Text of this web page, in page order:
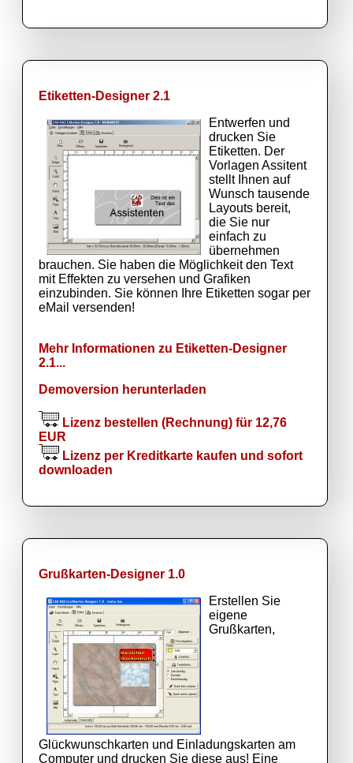
Etiketten-Designer 2.1
Entwerfen und
drucken Sie
Etiketten. Der
Vorlagen Assitent
stellt Ihnen auf
Wunsch tausende
Layouts bereit,
die Sie nur
einfach zu
übernehmen
brauchen. Sie haben die Möglichkeit den Text
mit Effekten zu versehen und Grafiken
einzubinden. Sie können Ihre Etiketten sogar per
eMail versenden!
Mehr Informationen zu Etiketten-Designer
2.1...
Demoversion herunterladen
Lizenz bestellen (Rechnung) für 12,76
EUR
Lizenz per Kreditkarte kaufen und sofort
downloaden
Grußkarten-Designer 1.0
Erstellen Sie
eigene
Grußkarten,
Glückwunschkarten und Einladungskarten am
Computer und drucken Sie diese aus! Eine